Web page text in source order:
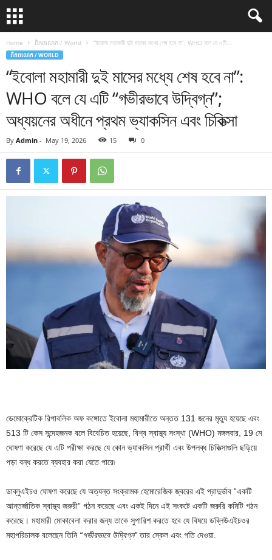
Home ពិភពលោក / World “ইবোলা মহামারী দুই মাসের মধ্যে শেষ হবে না”: WHO বলে যে এটি...
ពិភពលោក / WORLD
“ইবোলা মহামারী দুই মাসের মধ্যে শেষ হবে না”:
WHO বলে যে এটি “গভীরভাবে উদ্বিগ্ন”;
অধ্যয়নের অধীনে প্রথম ভ্যাকসিন এবং চিকিত্সা
By Admin - May 19, 2026 15 0
ডেমোক্রেটিক রিপাবলিক অফ কঙ্গোতে ইবোলা মহামারীতে অন্তত 131 জনের মৃত্যু হয়েছে এবং
513 টি কেস সন্দেহজনক বলে বিবেচিত হয়েছে, বিশ্ব স্বাস্থ্য সংস্থা (WHO) মঙ্গলবার, 19 মে
ঘোষণা করেছে যে এটি পরীক্ষা করছে যে কোন ভ্যাকসিন প্রার্থী এবং উপলব্ধ চিকিত্সাগুলি ছড়িয়ে
পড়া বন্ধ করতে ব্যবহার করা যেতে পারে৷
ডাব্লুএইচও ঘোষণা করেছে যে অত্যন্ত সংক্রামক হেমোরেজিক জ্বরের এই প্রাদুর্ভাব “একটি
আন্তর্জাতিক স্বাস্থ্য জরুরী” গঠন করেছে এবং একই দিনে এই সংকটে একটি জরুরি কমিটি গঠন
করেছে। মহামারী মোকাবেলা করার জন্য তাকে সুপারিশ করতে হবে যে বিষয়ে ডব্লিউএইচওর
মহাপরিচালক বলেছেন তিনি “গভীরভাবে উদ্বিগ্ন”তার স্কেল এবং গতি দেওয়া.